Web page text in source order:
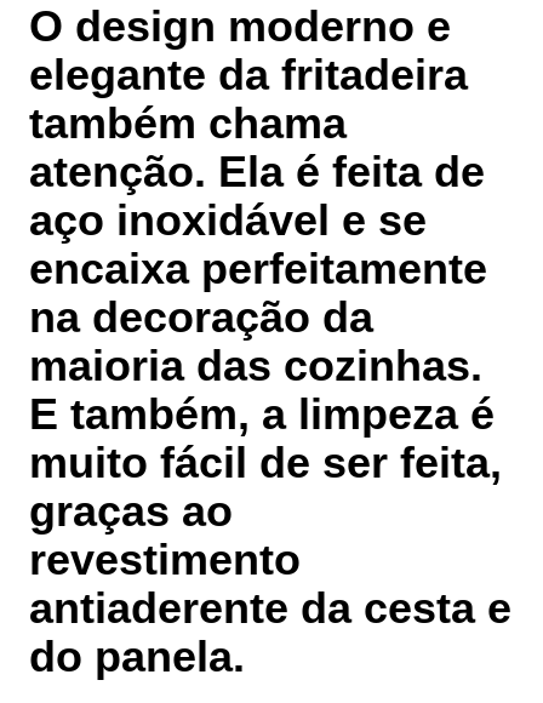
O design moderno e
elegante da fritadeira
também chama
atenção. Ela é feita de
aço inoxidável e se
encaixa perfeitamente
na decoração da
maioria das cozinhas.
E também, a limpeza é
muito fácil de ser feita,
graças ao
revestimento
antiaderente da cesta e
do panela.